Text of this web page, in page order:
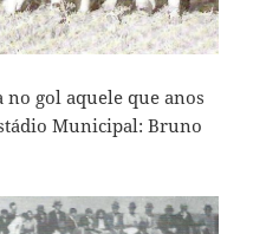
gol aquele que anos
Municipal: Bruno